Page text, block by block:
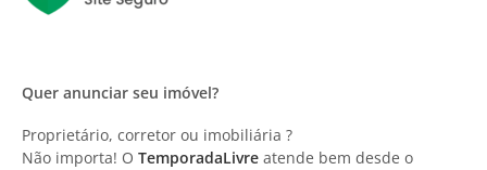
Quer anunciar seu imóvel?
Proprietário, corretor ou imobiliária ?
Não importa! O TemporadaLivre atende bem desde o